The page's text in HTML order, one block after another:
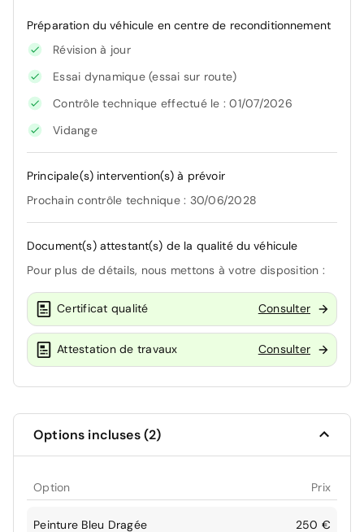
Préparation du véhicule en centre de reconditionnement
Révision à jour
Essai dynamique (essai sur route)
Contrôle technique effectué le : 01/07/2026
Vidange
Principale(s) intervention(s) à prévoir
Prochain contrôle technique : 30/06/2028
Document(s) attestant(s) de la qualité du véhicule
Pour plus de détails, nous mettons à votre disposition :
Certificat qualité Consulter
Attestation de travaux Consulter
Options incluses (2)
Option Prix
Peinture Bleu Dragée 250 €